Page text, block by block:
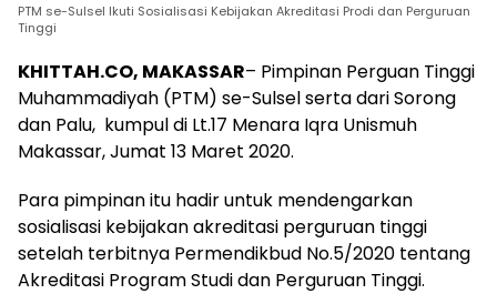
PTM se-Sulsel Ikuti Sosialisasi Kebijakan Akreditasi Prodi dan Perguruan
Tinggi
KHITTAH.CO, MAKASSAR– Pimpinan Perguan Tinggi
Muhammadiyah (PTM) se-Sulsel serta dari Sorong
dan Palu, kumpul di Lt.17 Menara Iqra Unismuh
Makassar, Jumat 13 Maret 2020.
Para pimpinan itu hadir untuk mendengarkan
sosialisasi kebijakan akreditasi perguruan tinggi
setelah terbitnya Permendikbud No.5/2020 tentang
Akreditasi Program Studi dan Perguruan Tinggi.